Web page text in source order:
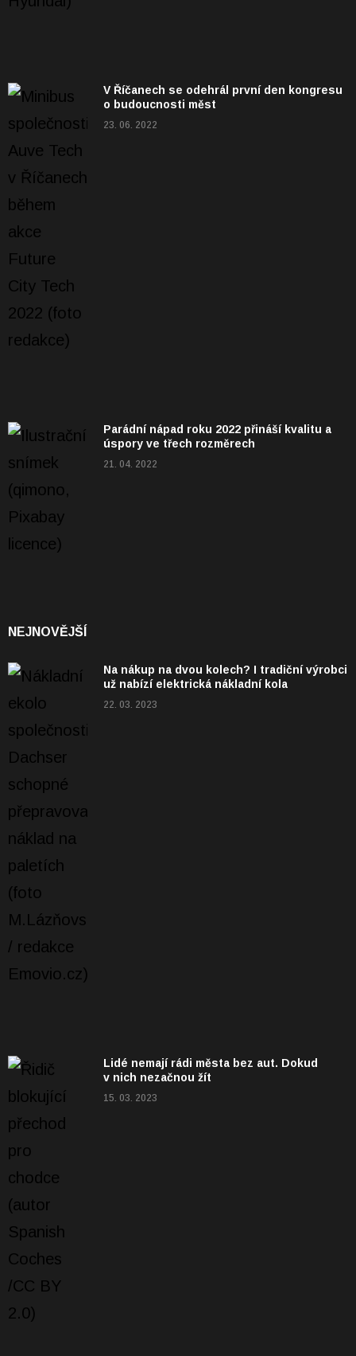
V Říčanech se odehrál první den kongresu
o budoucnosti měst
23. 06. 2022
Parádní nápad roku 2022 přináší kvalitu a
úspory ve třech rozměrech
21. 04. 2022
NEJNOVĚJŠÍ
Na nákup na dvou kolech? I tradiční výrobci
už nabízí elektrická nákladní kola
22. 03. 2023
Lidé nemají rádi města bez aut. Dokud
v nich nezačnou žít
15. 03. 2023